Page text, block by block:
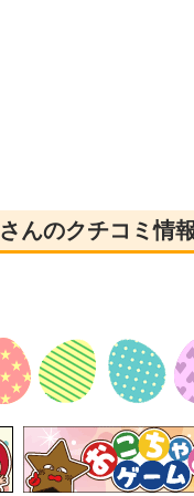
んのクチコミ情